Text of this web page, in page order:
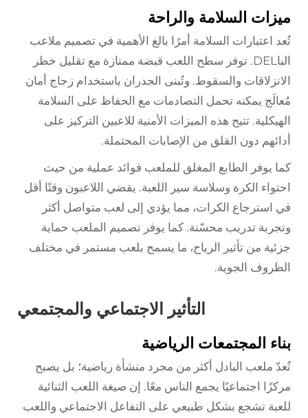
ميزات السلامة والراحة
تُعد اعتبارات السلامة أمرًا بالغ الأهمية في تصميم ملاعب
الباDEL. توفر سطح اللعب قبضة ممتازة مع تقليل خطر
الانزلاقات والسقوط. وتُبنى الجدران باستخدام زجاج أمان
مُعالَج يمكنه تحمل التصادمات مع الحفاظ على السلامة
الهيكلية. تتيح هذه الميزات الأمنية للاعبين التركيز على
أدائهم دون القلق من الإصابات المحتملة.
كما يوفر الطابع المغلق للملعب فوائد عملية من حيث
احتواء الكرة وسلاسة سير اللعبة. يقضي اللاعبون وقتًا أقل
في استرجاع الكرات، مما يؤدي إلى لعب متواصل أكثر
وتجربة تدريب محسّنة. كما يوفر تصميم الملعب حماية
جزئية من تأثير الرياح، ما يسمح بلعب مستمر في مختلف
الظروف الجوية.
التأثير الاجتماعي والمجتمعي
بناء المجتمعات الرياضية
تُعدّ ملعب البادل أكثر من مجرد منشأة رياضية؛ بل يصبح
مركزًا اجتماعيًا يجمع الناس معًا. إن صيغة اللعب الثنائية
للعبة تشجع بشكل طبيعي على التفاعل الاجتماعي واللعب